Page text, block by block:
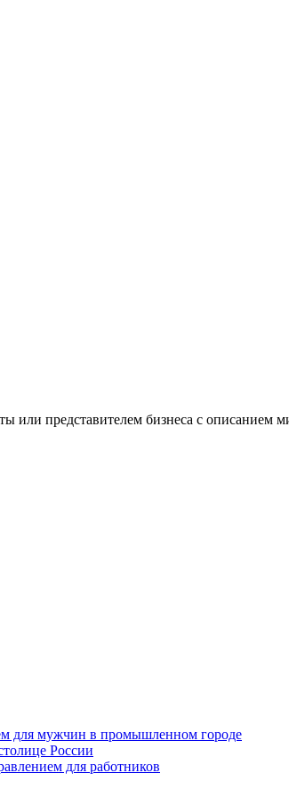
или представителем бизнеса с описанием
для мужчин в промышленном городе
России
для работников